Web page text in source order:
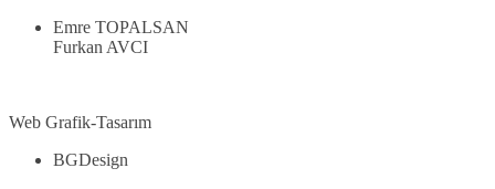
Emre TOPALSAN
Furkan AVCI
Web Grafik-Tasarım
BGDesign